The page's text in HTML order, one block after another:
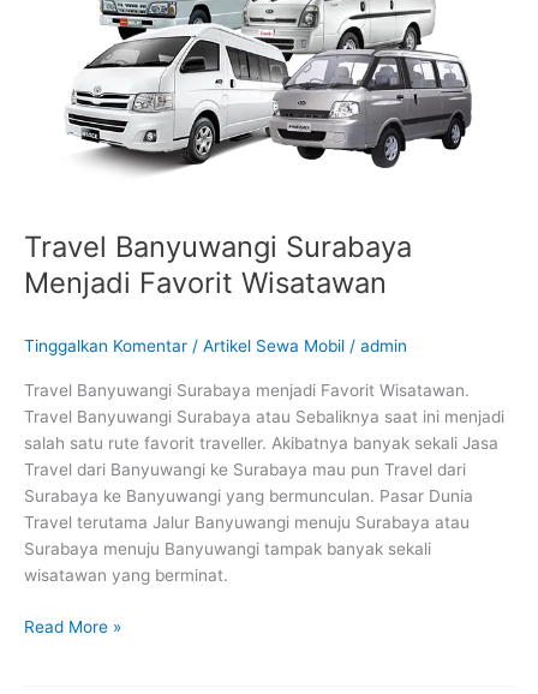
Travel Banyuwangi Surabaya
Menjadi Favorit Wisatawan
Tinggalkan Komentar / Artikel Sewa Mobil / admin
Travel Banyuwangi Surabaya menjadi Favorit Wisatawan.
Travel Banyuwangi Surabaya atau Sebaliknya saat ini menjadi
salah satu rute favorit traveller. Akibatnya banyak sekali Jasa
Travel dari Banyuwangi ke Surabaya mau pun Travel dari
Surabaya ke Banyuwangi yang bermunculan. Pasar Dunia
Travel terutama Jalur Banyuwangi menuju Surabaya atau
Surabaya menuju Banyuwangi tampak banyak sekali
wisatawan yang berminat.
Wisatawan
Read More »